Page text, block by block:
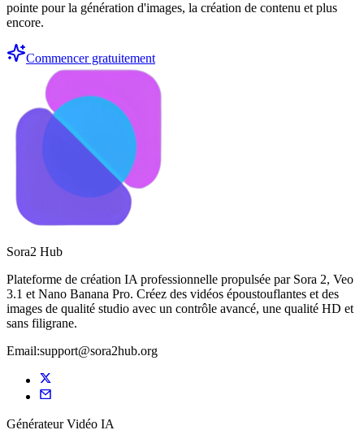
pointe pour la génération d'images, la création de contenu et plus
encore.
Commencer gratuitement
Sora2 Hub
Plateforme de création IA professionnelle propulsée par Sora 2, Veo
3.1 et Nano Banana Pro. Créez des vidéos époustouflantes et des
images de qualité studio avec un contrôle avancé, une qualité HD et
sans filigrane.
Email:support@sora2hub.org
Générateur Vidéo IA